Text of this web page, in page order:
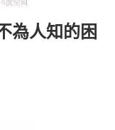
為人知的困